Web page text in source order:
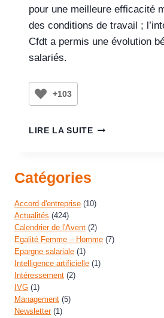
pour une meilleure efficacité
des conditions de travail ;
Cfdt a permis une évolution
salariés.
+103
LIRE LA SUITE
Catégories
Accord d'entreprise (10)
Actualités (424)
Calendrier de l'Avent (2)
Egalité Femme – Homme (7)
Epargne salariale (1)
Intelligence artificielle (1)
Intéressement (2)
IVG (1)
Management (5)
Newsletter(1)